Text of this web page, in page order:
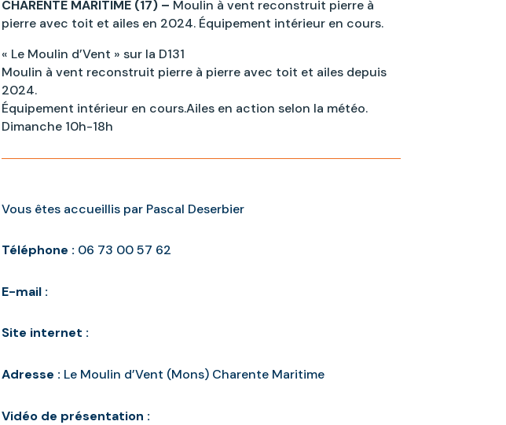
CHARENTE MARITIME (17) – Moulin à vent reconstruit pierre à
pierre avec toit et ailes en 2024. Équipement intérieur en cours.
« Le Moulin d’Vent » sur la D131
Moulin à vent reconstruit pierre à pierre avec toit et ailes depuis
2024.
Équipement intérieur en cours.Ailes en action selon la météo.
Dimanche 10h-18h
Vous êtes accueillis par Pascal Deserbier
Téléphone : 06 73 00 57 62
E-mail :
Site internet :
Adresse : Le Moulin d’Vent (Mons) Charente Maritime
Vidéo de présentation :